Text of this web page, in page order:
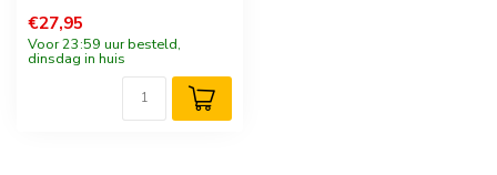
€27,95
Voor 23:59 uur besteld,
dinsdag in huis